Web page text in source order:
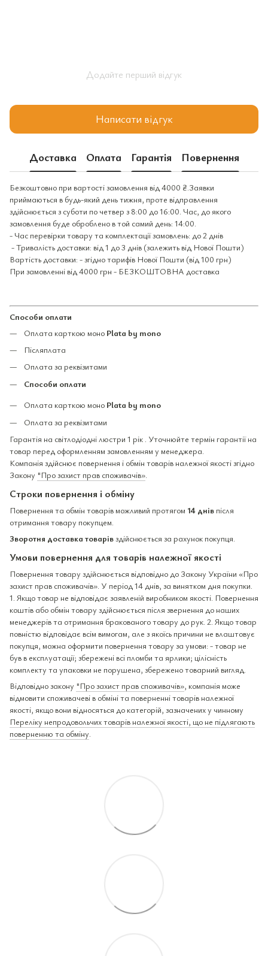
Додайте перший відгук
Написати відгук
Доставка Оплата Гарантія Повернення
Безкоштовно при вартості замовлення від 4000 ₴.Заявки
приймаються в будь-який день тижня, проте відправлення
здійснюється з суботи по четвер з 8:00 до 16:00. Час, до якого
замовлення буде оброблено в той самий день: 14:00.
- Час перевірки товару та комплектації замовлень: до 2 днів
- Тривалість доставки: від 1 до 3 днів (залежить від Нової Пошти)
Вартість доставки: - згідно тарифів Нової Пошти (від 100 грн)
При замовленні від 4000 грн - БЕЗКОШТОВНА доставка
Способи оплати
Оплата карткою моно Plata by mono
Післяплата
Оплата за реквізитами
Способи оплати
Оплата карткою моно Plata by mono
Оплата за реквізитами
Гарантія на світлодіодні люстри 1 рік . Уточнюйте термін гарантії на
товар перед оформленням замовленням у менеджера.
Компанія здійснює повернення і обмін товарів належної якості згідно
Закону "Про захист прав споживачів».
Строки повернення і обміну
Повернення та обмін товарів можливий протягом 14 днів після
отримання товару покупцем.
Зворотня доставка товарівздійснюється за рахунок покупця.
Умови повернення для товарів належної якості
Повернення товару здійснюється відповідно до Закону України «Про
захист прав споживачів». У період 14 днів, за винятком дня покупки.
1. Якщо товар не відповідає заявленій виробником якості. Повернення
коштів або обмін товару здійснюється після звернення до наших
менеджерів та отримання бракованого товару до рук. 2. Якщо товар
повністю відповідає всім вимогам, але з якоїсь причини не влаштовує
покупця, можна оформити повернення товару за умови: - товар не
був в експлуатації; збережені всі пломби та ярлики; цілісність
комплекту та упаковки не порушена, збережено товарний вигляд.
Відповідно закону "Про захист прав споживачів», компанія може
відмовити споживачеві в обміні та поверненні товарів належної
якості, якщо вони відносяться до категорій, зазначених у чинному
Переліку непродовольчих товарів належної якості, що не підлягають
поверненню та обміну